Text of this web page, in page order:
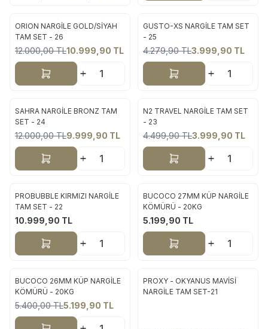
Yeni
%8
ORION NARGİLE GOLD/SİYAH
TAM SET - 26
12.000,00TL10.999,90 TL
Sepete Ekle
Yeni
%7
GUSTO-XS NARGİLE TAM SET
- 25
4.279,90TL3.999,90 TL
Sepete Ekle
Yeni
%17
SAHRA NARGİLE BRONZ TAM
SET - 24
12.000,00TL9.999,90 TL
Sepete Ekle
Yeni
%11
N2 TRAVEL NARGİLE TAM SET
- 23
4.499,90TL3.999,90 TL
Sepete Ekle
Yeni
PROBUBBLE KIRMIZI NARGİLE
TAM SET - 22
10.999,90 TL
Sepete Ekle
Yeni
BUCOCO 27MM KÜP NARGİLE
KÖMÜRÜ - 20KG
5.199,90 TL
Sepete Ekle
Yeni
%4
BUCOCO 26MM KÜP NARGİLE
KÖMÜRÜ - 20KG
5.400,00TL5.199,90 TL
Yeni
PROXY - OKYANUS MAVİSİ
NARGİLE TAM SET-21